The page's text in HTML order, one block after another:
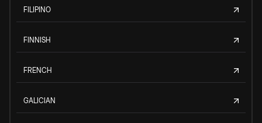
FILIPINO
FINNISH
FRENCH
GALICIAN